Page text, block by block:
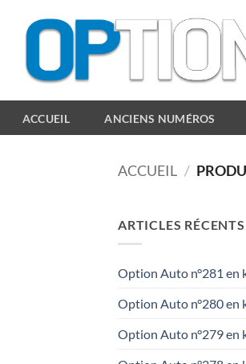
ACCUEIL ANCIENS NUMÉROS
ACCUEIL /
ARTICLES RÉCENTS
Option Auto n°281 en
Option Auto n°280 en
Option Auto n°279 en